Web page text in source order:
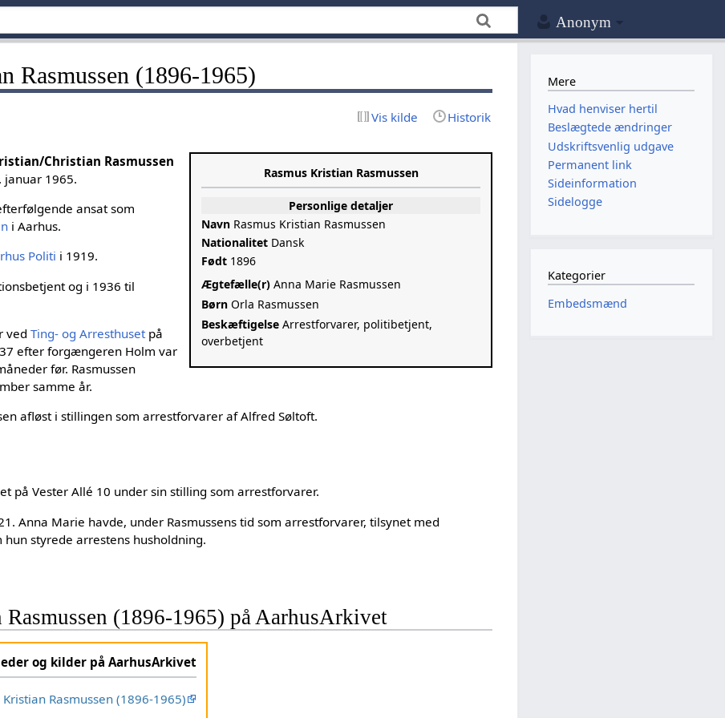
Anonym
Rasmussen (1896-1965)
Vis kilde Historik
Rasmus Kristian Rasmussen
Personlige detaljer
Navn Rasmus Kristian Rasmussen
Nationalitet Dansk
Født 1896
Ægtefælle(r) Anna Marie Rasmussen
Børn Orla Rasmussen
Beskæftigelse Arrestforvarer, politibetjent,
overbetjent
Christian Rasmussen
januar 1965.
ansat som
i Aarhus.
Politi i 1919.
og i 1936 til
vedTing- og Arresthuset på
efter forgængeren Holm var
før. Rasmussen
samme år.
afløst i stillingen som arrestforvarer af Alfred Søltoft.
på Vester Allé 10 under sin stilling som arrestforvarer.
Anna Marie havde, under Rasmussens tid som arrestforvarer, tilsynet med
styrede arrestens husholdning.
(1896-1965) på AarhusArkivet
og kilder på AarhusArkivet
Kristian Rasmussen (1896-1965)
Mere
Hvad henviser hertil
Beslægtede ændringer
Udskriftsvenlig udgave
Permanent link
Sideinformation
Sidelogge
Kategorier
Embedsmænd